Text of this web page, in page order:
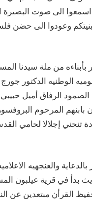
الى صوت
وعودوا الى حضن
من ملة سيدنا
الوطنيه
الرفاق أميل
المرحوم
تنحني إجلالا لحامي
والعنجهيه
بدأ في قرية عيلبون
القرأن مبتعدين عن